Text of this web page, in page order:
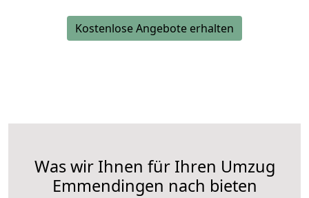
Kostenlose Angebote erhalten
Was wir Ihnen für Ihren Umzug
Emmendingen nach bieten